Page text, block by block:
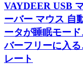
VAYDEER USB
ーバー マウス 自
ータが睡眠モー
バーフリーに入
レート